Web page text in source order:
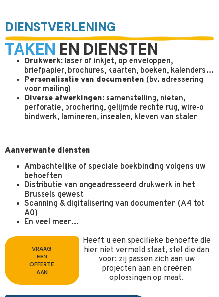
DIENSTVERLENING
TAKEN EN DIENSTEN
Drukwerk: laser of inkjet, op enveloppen,
briefpapier, brochures, kaarten, boeken, kalenders…
Personalisatie van documenten (bv. adressering
voor mailing)
Diverse afwerkingen: samenstelling, nieten,
perforatie, brochering, gelijmde rechte rug, wire-o
bindwerk, lamineren, insealen, kleven van stalen
Aanverwante diensten
Ambachtelijke of speciale boekbinding volgens uw
behoeften
Distributie van ongeadresseerd drukwerk in het
Brussels gewest
Scanning & digitalisering van documenten (A4 tot
A0)
En veel meer…
VRAAG
EEN
OFFERTE
AAN
Heeft u een specifieke behoefte die
hier niet vermeld staat, stel die dan
voor: zij passen zich aan uw
projecten aan en creëren
oplossingen op maat.